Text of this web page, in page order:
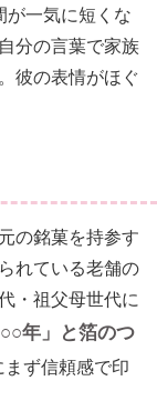
が一気に短くな
分の言葉で家族
彼の表情がほぐ
の銘菓を持参す
れている老舗の
・祖父母世代に
年」と箔のつ
ず信頼感で印